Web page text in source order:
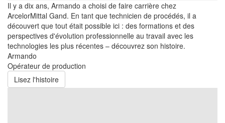
Il y a dix ans, Armando a choisi de faire carrière chez
ArcelorMittal Gand. En tant que technicien de procédés, il a
découvert que tout était possible ici : des formations et des
perspectives d'évolution professionnelle au travail avec les
technologies les plus récentes – découvrez son histoire.
Armando
Opérateur de production
Lisez l'histoire